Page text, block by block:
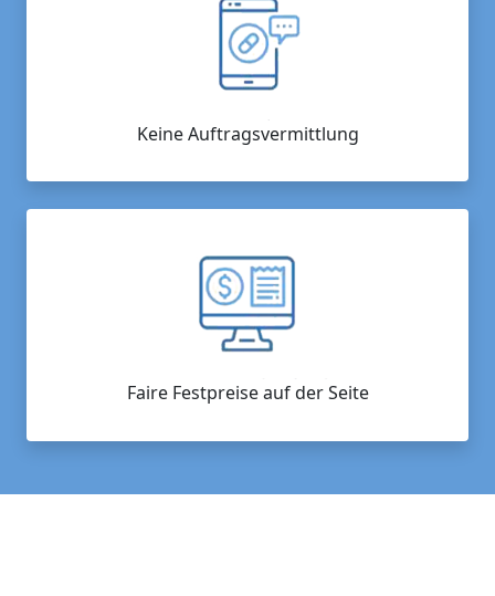
Keine Auftragsvermittlung
Faire Festpreise auf der Seite